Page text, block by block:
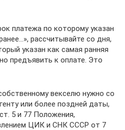
платежа по которому указан
рассчитывайте со дня,
указан как самая ранняя
предъявить к оплате. Это
векселю нужно со
или более поздней даты,
5 и 77 Положения,
ЦИК и СНК СССР от 7